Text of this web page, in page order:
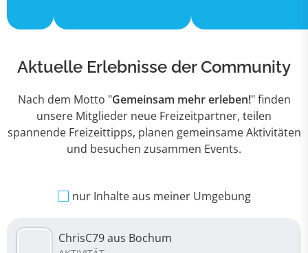
Aktuelle Erlebnisse der Community
Nach dem Motto "Gemeinsam mehr erleben!" finden
unsere Mitglieder neue Freizeitpartner, teilen
spannende Freizeittipps, planen gemeinsame Aktivitäten
und besuchen zusammen Events.